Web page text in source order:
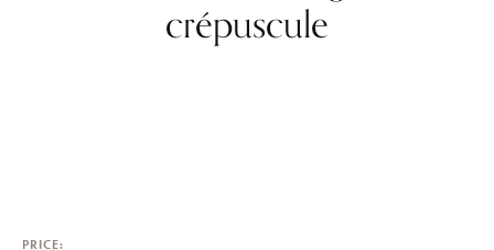
crépuscule
PRICE